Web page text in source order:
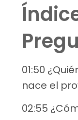
01:50
nace el
02:55